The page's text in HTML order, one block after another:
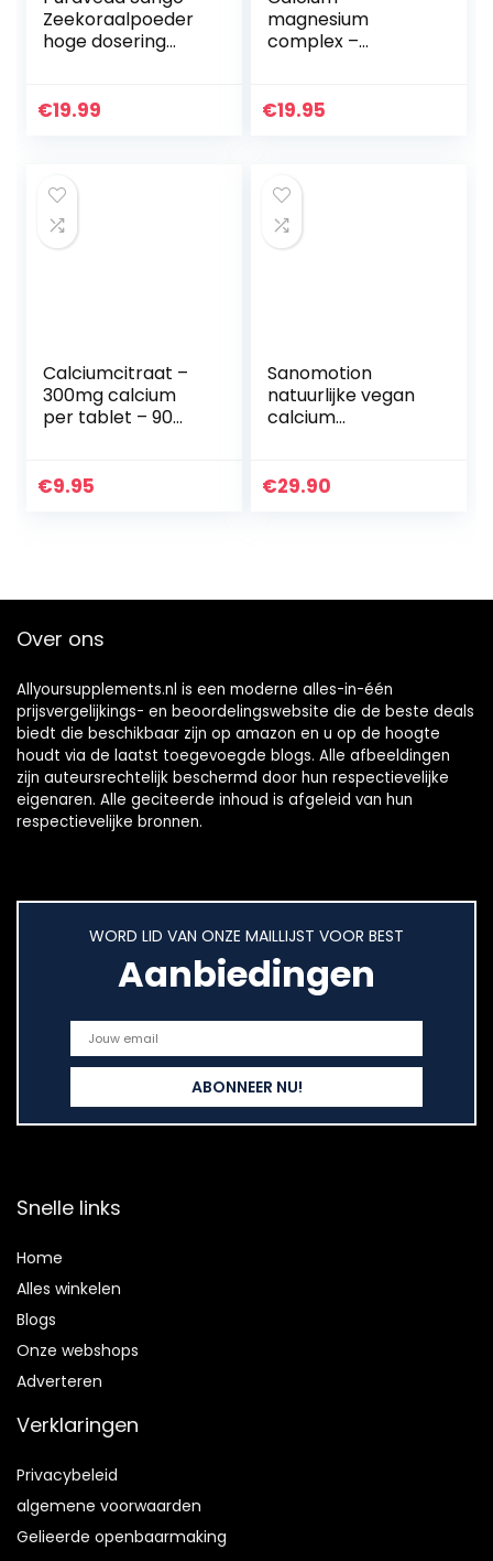
Zeekoraalpoeder
hoge dosering
Sangopoeder –
€19.99
magnesium
complex –
oesterschelpen –
aat – 180 capsules
€19.95
Calciumcitraat –
300mg calcium
per tablet – 90
€9.95
Sanomotion
natuurlijke vegan
calcium
hoge dosis,
€29.90
Over ons
Allyoursupplements.nl is een moderne alles-in-één
prijsvergelijkings- en beoordelingswebsite die de beste deals
biedt die beschikbaar zijn op amazon en u op de hoogte
houdt via de laatst toegevoegde blogs. Alle afbeeldingen
zijn auteursrechtelijk beschermd door hun respectievelijke
eigenaren. Alle geciteerde inhoud is afgeleid van hun
respectievelijke bronnen.
WORD LID VAN ONZE MAILLIJST VOOR BEST
Aanbiedingen
Snelle links
Home
Alles winkelen
Blogs
Onze webshops
Adverteren
Verklaringen
Privacybeleid
algemene voorwaarden
Gelieerde openbaarmaking